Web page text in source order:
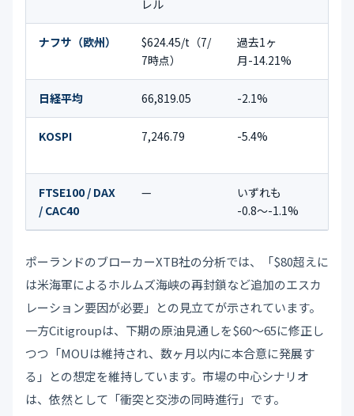
レル
ナフサ（欧州）
$624.45/t（7/
7時点）
過去1ヶ
月-14.21%
日経平均 66,819.05 -2.1%
KOSPI 7,246.79 -5.4%
FTSE100 / DAX
/ CAC40
—
いずれも
-0.8〜-1.1%
ポーランドのブローカーXTB社の分析では、「$80超えに
は米海軍によるホルムズ海峡の再封鎖など追加のエスカ
レーション要因が必要」との見立てが示されています。
一方Citigroupは、下期の原油見通しを$60〜65に修正し
つつ「MOUは維持され、数ヶ月以内に本合意に発展す
る」との想定を維持しています。市場の中心シナリオ
は、依然として「衝突と交渉の同時進行」です。